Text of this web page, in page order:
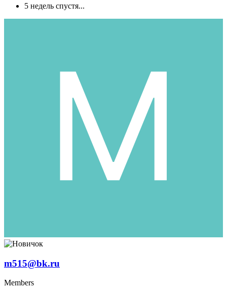
5 недель спустя...
m515@bk.ru
Members